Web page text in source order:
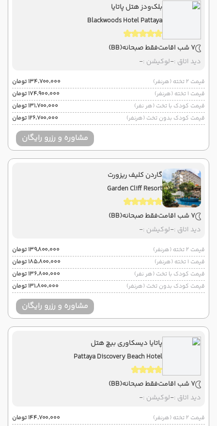
بلک‌ودز هتل پاتایا
Blackwoods Hotel Pattaya
7 شب اقامت فقط صبحانه(BB)
دید اتاق :-لوکیشن :-
قیمت 2 تخته (هرنفر)
۱۳۴٬۷۰۰٬۰۰۰ تومان
قیمت 1 تخته (هرنفر)
۱۷۴٬۹۰۰٬۰۰۰ تومان
قیمت کودک با تخت (هر نفر)
۱۳۱٬۷۰۰٬۰۰۰ تومان
قیمت کودک بدون تخت (هرنفر)
۱۲۶٬۷۰۰٬۰۰۰ تومان
مشاوره و رزرو رایگان
گاردن کلیف ریزورت
Garden Cliff Resort
7 شب اقامت فقط صبحانه(BB)
دید اتاق :-لوکیشن :-
قیمت 2 تخته (هرنفر)
۱۳۹٬۸۰۰٬۰۰۰ تومان
قیمت 1 تخته (هرنفر)
۱۸۵٬۸۰۰٬۰۰۰ تومان
قیمت کودک با تخت (هر نفر)
۱۳۶٬۸۰۰٬۰۰۰ تومان
قیمت کودک بدون تخت (هرنفر)
۱۳۱٬۸۰۰٬۰۰۰ تومان
مشاوره و رزرو رایگان
پاتایا دیسکاوری بیچ هتل
Pattaya Discovery Beach Hotel
7 شب اقامت فقط صبحانه(BB)
دید اتاق :-لوکیشن :-
قیمت 2 تخته (هرنفر)
۱۴۴٬۷۰۰٬۰۰۰ تومان